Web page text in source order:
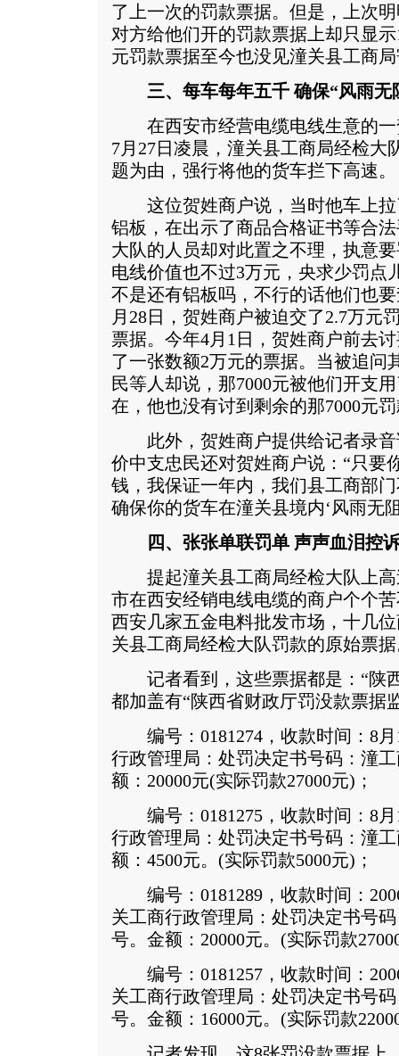
了上一次的罚款票据。但是，上次
对方给他们开的罚款票据上却只显
元罚款票据至今也没见潼关县工商
三、每车每年五千 确保“风雨无
在西安市经营电缆电线生意的一
7月27日凌晨，潼关县工商局经检大
题为由，强行将他的货车拦下高速。
这位贺姓商户说，当时他车上拉
铝板，在出示了商品合格证书等合
大队的人员却对此置之不理，执意
电线价值也不过3万元，央求少罚点
不是还有铝板吗，不行的话他们也
月28日，贺姓商户被迫交了2.7万元
票据。今年4月1日，贺姓商户前去
了一张数额2万元的票据。当被追问
民等人却说，那7000元被他们开支
在，他也没有讨到剩余的那7000元
此外，贺姓商户提供给记者录音
价中支忠民还对贺姓商户说：“只要
钱，我保证一年内，我们县工商部
确保你的货车在潼关县境内‘风雨无
四、张张单联罚单 声声血泪控
提起潼关县工商局经检大队上高
市在西安经销电线电缆的商户个个
西安几家五金电料批发市场，十几
关县工商局经检大队罚款的原始票
记者看到，这些票据都是：“陕
都加盖有“陕西省财政厅罚没款票据
编号：0181274，收款时间：8月
行政管理局：处罚决定书号码：潼
额：20000元(实际罚款27000元)；
编号：0181275，收款时间：8月
行政管理局：处罚决定书号码：潼
额：4500元。(实际罚款5000元)；
编号：0181289，收款时间：
关工商行政管理局：处罚决定书号
号。金额：20000元。(实际罚款
编号：0181257，收款时间：
关工商行政管理局：处罚决定书号
号。金额：16000元。(实际罚款